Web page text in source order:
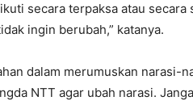
secara terpaksa atau
ingin berubah,” katanya.
dalam merumuskan narasi-
NTT agar ubah narasi.